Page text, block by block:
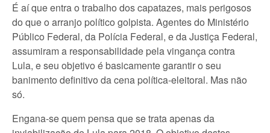
É aí que entra o trabalho dos capatazes, mais perigosos
do que o arranjo político golpista. Agentes do Ministério
Público Federal, da Polícia Federal, e da Justiça Federal,
assumiram a responsabilidade pela vingança contra
Lula, e seu objetivo é basicamente garantir o seu
banimento definitivo da cena política-eleitoral. Mas não
só.
Engana-se quem pensa que se trata apenas da